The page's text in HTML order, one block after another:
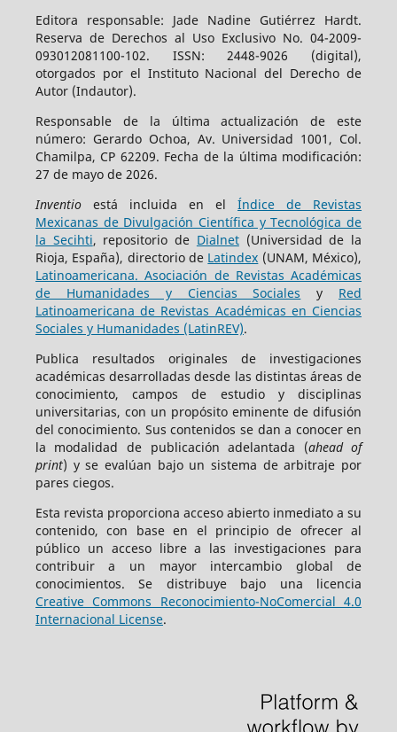
Editora responsable: Jade Nadine Gutiérrez Hardt.
Reserva de Derechos al Uso Exclusivo No. 04-2009-
093012081100-102. ISSN: 2448-9026 (digital),
otorgados por el Instituto Nacional del Derecho de
Autor (Indautor).
Responsable de la última actualización de este
número: Gerardo Ochoa, Av. Universidad 1001, Col.
Chamilpa, CP 62209. Fecha de la última modificación:
27 de mayo de 2026.
Inventioestá incluida en elÍndice de Revistas
Mexicanas de Divulgación Científica y Tecnológica de
la Secihti, repositorio de Dialnet(Universidad de la
Rioja, España), directorio de Latindex (UNAM, México),
Latinoamericana. Asociación de Revistas Académicas
de Humanidades y Ciencias Sociales y Red
Latinoamericana de Revistas Académicas en Ciencias
Sociales y Humanidades (LatinREV).
Publica resultados originales de investigaciones
académicas desarrolladas desde las distintas áreas de
conocimiento, campos de estudio y disciplinas
universitarias, con un propósito eminente de difusión
del conocimiento. Sus contenidos se dan a conocer en
la modalidad de publicación adelantada (ahead of
print) y se evalúan bajo un sistema de arbitraje por
pares ciegos.
Esta revista proporciona acceso abierto inmediato a su
contenido, con base en el principio de ofrecer al
público un acceso libre a las investigaciones para
contribuir a un mayor intercambio global de
conocimientos. Se distribuye bajo una licencia
Creative Commons Reconocimiento-NoComercial 4.0
Internacional License.